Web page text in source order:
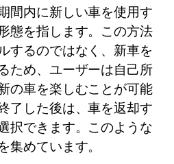
間内に新しい車を使用す
態を指します。この方法
するのではなく、新車を
ため、ユーザーは自己所
の車を楽しむことが可能
了した後は、車を返却す
択できます。このような
集めています。